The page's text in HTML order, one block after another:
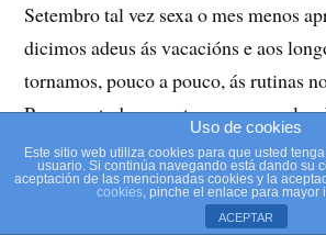
Setembro tal vez sexa o mes menos
dicimos adeus ás vacacións e aos
tornamos, pouco a pouco, ás rutinas
Pero non todos os retornos son
voltamos tamén con máis cine, máis
novas, para facerche máis agradable
Uso de cookies
Este sitio web utiliza cookies para que usted
usuario. Si continúa navegando está dando su
aceptación de las mencionadas cookies y la
cookies, pinche el enlace para mayor
ACEPTAR